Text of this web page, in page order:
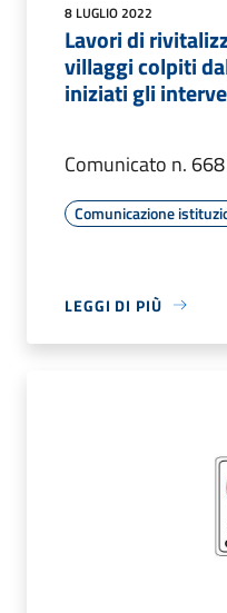
8 LUGLIO 2022
Lavori di
villaggi colpiti
iniziati gli
Comunicato n. 668
Comunicazione
LEGGI DI PIÙ